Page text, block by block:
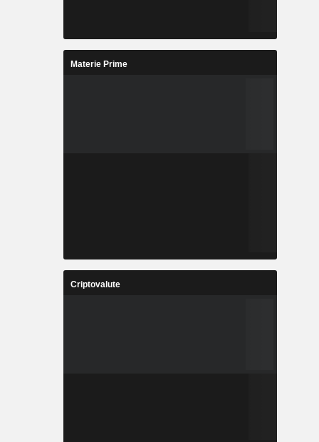
Materie Prime
Criptovalute